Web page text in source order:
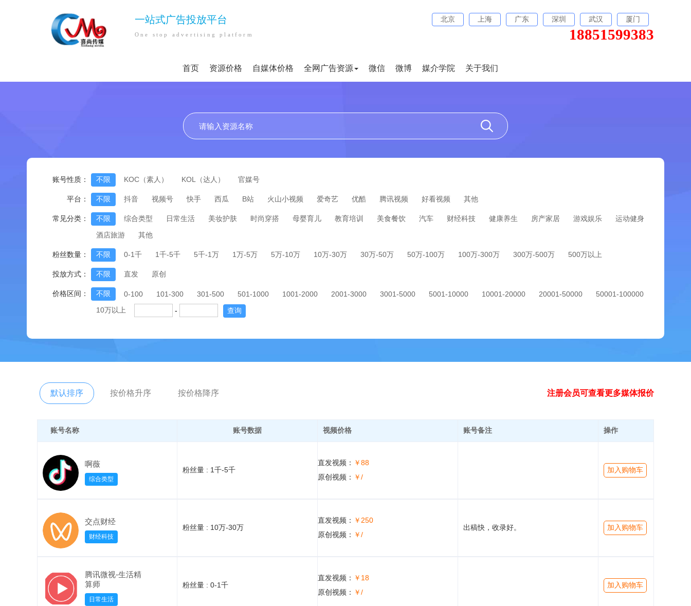
一站式广告投放平台
One stop advertising platform
北京 上海 广东 深圳 武汉 厦门
18851599383
首页 资源价格 自媒体价格 全网广告资源 微信 微博 媒介学院 关于我们
账号性质： 不限 KOC（素人） KOL（达人） 官媒号
平台： 不限 抖音 视频号 快手 西瓜 B站 火山小视频 爱奇艺 优酷 腾讯视频 好看视频 其他
常见分类： 不限 综合类型 日常生活 美妆护肤 时尚穿搭 母婴育儿 教育培训 美食餐饮 汽车 财经科技 健康养生 房产家居 游戏娱乐
运动健身
酒店旅游
其他
粉丝数量： 不限 0-1千 1千-5千 5千-1万 1万-5万 5万-10万 10万-30万 30万-50万 50万-100万 100万-300万 300万-500万 500万以上
投放方式： 不限 直发 原创
价格区间： 不限 0-100 101-300 301-500 501-1000 1001-2000 2001-3000 3001-5000 5001-10000 10001-20000 20001-50000
50001-100000
10万以上
- 查询
默认排序 按价格升序 按价格降序 注册会员可查看更多媒体报价
账号名称 账号数据 视频价格 账号备注 操作
啊薇
综合类型
粉丝量 : 1千-5千
直发视频： ￥88
原创视频： ￥/
加入购物车
交点财经
财经科技
粉丝量 : 10万-30万
直发视频： ￥250
原创视频： ￥/
出稿快，收录好。 加入购物车
腾讯微视-生活精
算师
日常生活
粉丝量 : 0-1千
直发视频： ￥18
原创视频： ￥/
加入购物车